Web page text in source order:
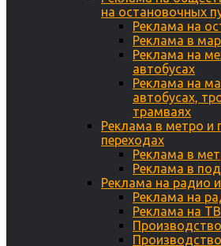
на остановочных
Реклама на
Реклама в
Реклама на
автобусах
Реклама на
автобусах,
трамваях
Реклама в метро и
переходах
Реклама в
Реклама в
Реклама на радио
Реклама на
Реклама на ТВ